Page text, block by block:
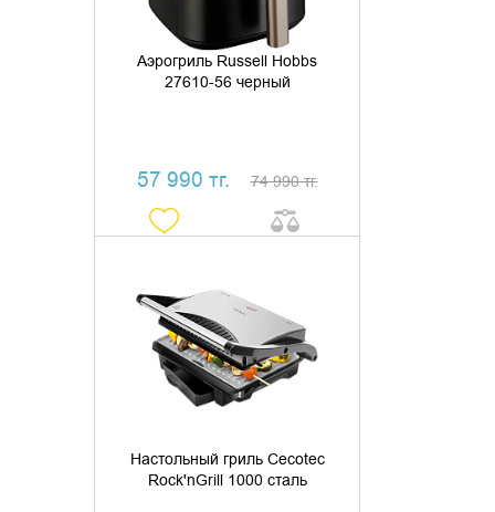
Аэрогриль Russell Hobbs
27610-56 черный
57 990 тг. 74 990 тг.
Настольный гриль Cecotec
Rock'nGrill 1000 сталь
ДОБАВИТЬ В КОРЗИНУ
КУПИТЬ В 1 КЛИК